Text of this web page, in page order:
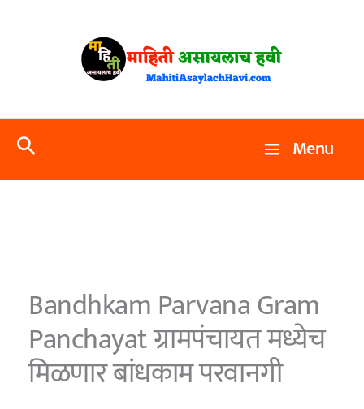
Search Menu
Bandhkam Parvana Gram
Panchayat ग्रामपंचायत मध्येच
मिळणार बांधकाम परवानगी